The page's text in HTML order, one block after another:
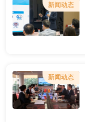
新闻动态
新闻动态